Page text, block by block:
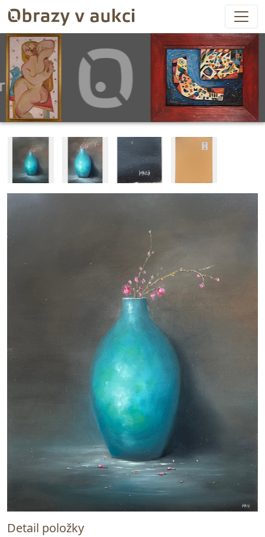
Detail položky